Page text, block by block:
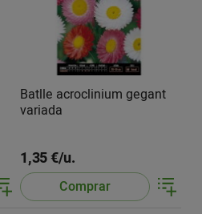
Batlle acroclinium gegant
variada
1,35 €/u.
Comprar